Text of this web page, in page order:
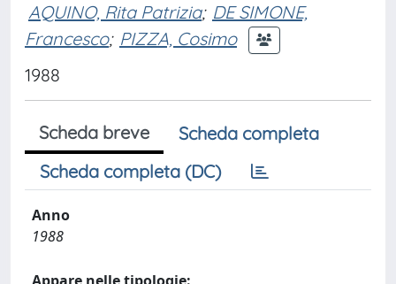
AQUINO, Rita Patrizia; DE SIMONE,
Francesco; PIZZA, Cosimo
1988
Scheda breve
Scheda completa
Scheda completa (DC)
Anno
1988